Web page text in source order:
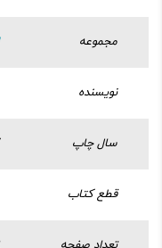
مجموعه
نویسنده
سال چاپ
قطع کتاب